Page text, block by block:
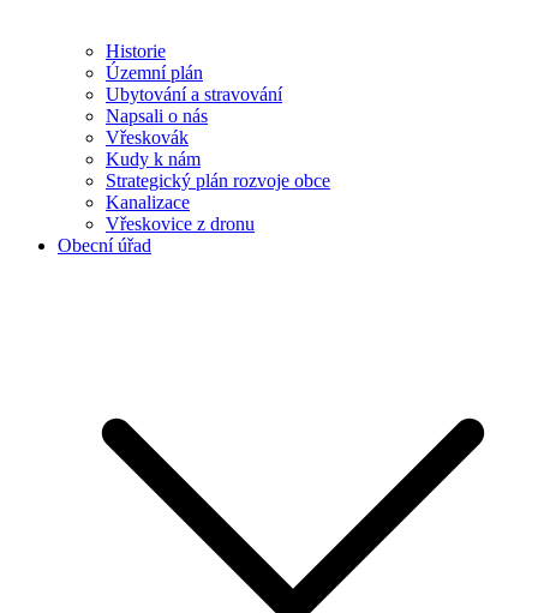
Historie
Územní plán
Ubytování a stravování
Napsali o nás
Vřeskovák
Kudy k nám
Strategický plán rozvoje obce
Kanalizace
Vřeskovice z dronu
Obecní úřad